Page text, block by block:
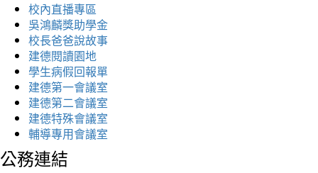
校內直播專區
吳鴻麟獎助學金
校長爸爸說故事
建德閱讀園地
學生病假回報單
建德第一會議室
建德第二會議室
建德特殊會議室
輔導專用會議室
公務連結